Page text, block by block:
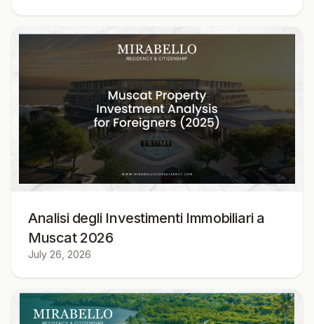
Analisi degli Investimenti Immobiliari a
Muscat 2026
July 26, 2026